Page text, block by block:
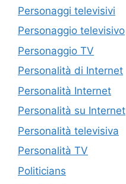
Personaggi televisivi
Personaggio televisivo
Personaggio TV
Personalità di Internet
Personalità Internet
Personalità su Internet
Personalità televisiva
Personalità TV
Politicians